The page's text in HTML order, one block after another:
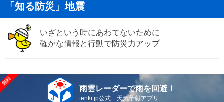
「知る防災」地震
いざという時にあわてないために
確かな情報と行動で防災力アップ
雨雲レーダーで雨を回避！
tenki.jp公式 天気予報アプリ